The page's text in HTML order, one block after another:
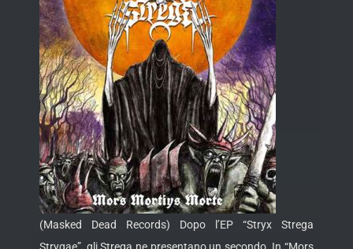
(Masked Dead Records) Dopo l’EP “Stryx Strega